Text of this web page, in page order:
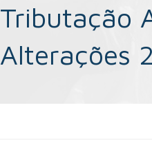
Tributação
Alterações